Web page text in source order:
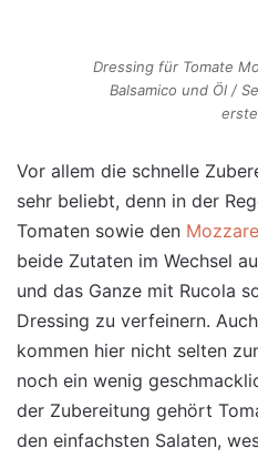
Dressing für Tomate
Balsamico und Öl /
Vor allem die schnelle
sehr beliebt, denn in der
Tomaten sowie den
beide Zutaten im Wechsel
und das Ganze mit Rucola
Dressing zu verfeinern.
kommen hier nicht selten
noch ein wenig
der Zubereitung gehört
den einfachsten Salaten,